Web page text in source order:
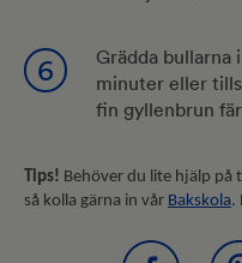
6
Grädda bullarna
minuter eller
fin gyllenbrun
Tips! Behöver du lite hjälp på
så kolla gärna in vår Bakskola.